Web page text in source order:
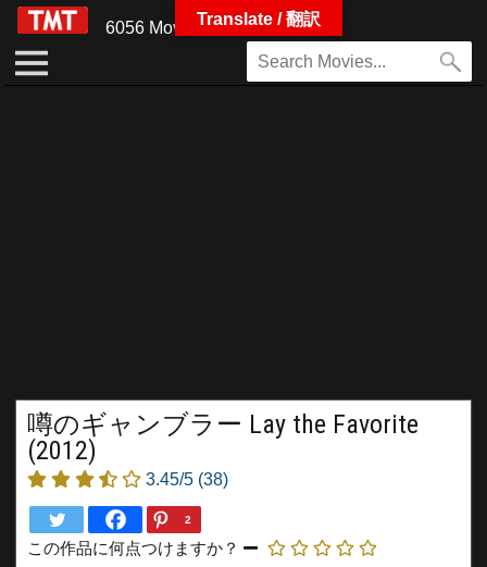
6056 Movies
噂のギャンブラー Lay the Favorite
(2012)
3.45/5 (38)
2
この作品に何点つけますか？
Translate / 翻訳